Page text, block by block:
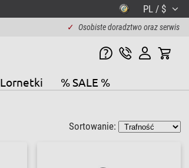
PL / $
✓ Osobiste doradztwo oraz serwis
Lornetki % SALE %
Sortowanie: